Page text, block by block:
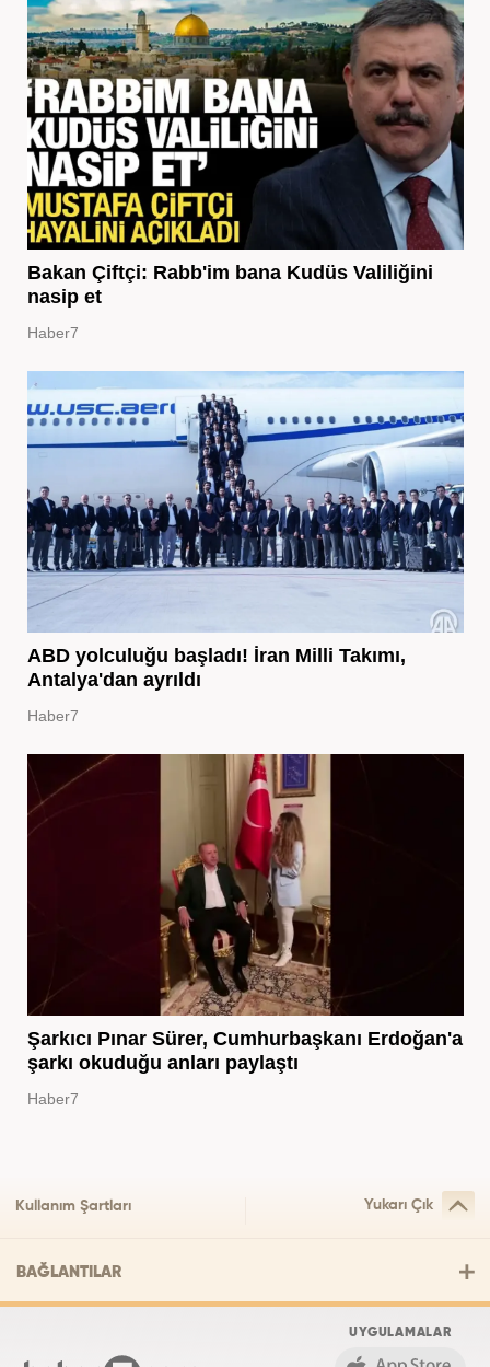
Bakan Çiftçi: Rabb'im bana Kudüs Valiliğini
nasip et
Haber7
ABD yolculuğu başladı! İran Milli Takımı,
Antalya'dan ayrıldı
Haber7
Şarkıcı Pınar Sürer, Cumhurbaşkanı Erdoğan'a
şarkı okuduğu anları paylaştı
Haber7
Kullanım Şartları Yukarı Çık
BAĞLANTILAR
UYGULAMALAR